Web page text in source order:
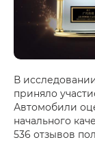
В
приняло
Автомобили
начального
536 отзывов